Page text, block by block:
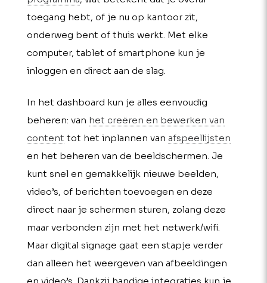
toegang hebt, of je nu op kantoor zit,
onderweg bent of thuis werkt. Met elke
computer, tablet of smartphone kun je
inloggen en direct aan de slag.
In het dashboard kun je alles eenvoudig
beheren: van het creëren en bewerken van
content tot het inplannen van afspeellijsten
en het beheren van de beeldschermen. Je
kunt snel en gemakkelijk nieuwe beelden,
video’s, of berichten toevoegen en deze
direct naar je schermen sturen, zolang deze
maar verbonden zijn met het netwerk/wifi.
Maar digital signage gaat een stapje verder
dan alleen het weergeven van afbeeldingen
en video’s. Dankzij handige integraties kun je